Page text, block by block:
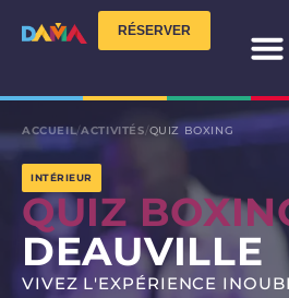
RÉSERVER
ACCUEIL/ACTIVITÉS/QUIZ BOXING
INTÉRIEUR
QUIZ
DEAUVILLE
VIVEZ L'EXPÉRIENCE